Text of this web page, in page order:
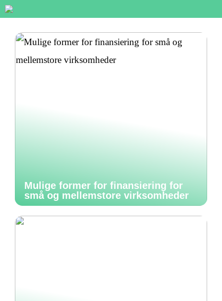
Mulige former for finansiering for
små og mellemstore virksomheder